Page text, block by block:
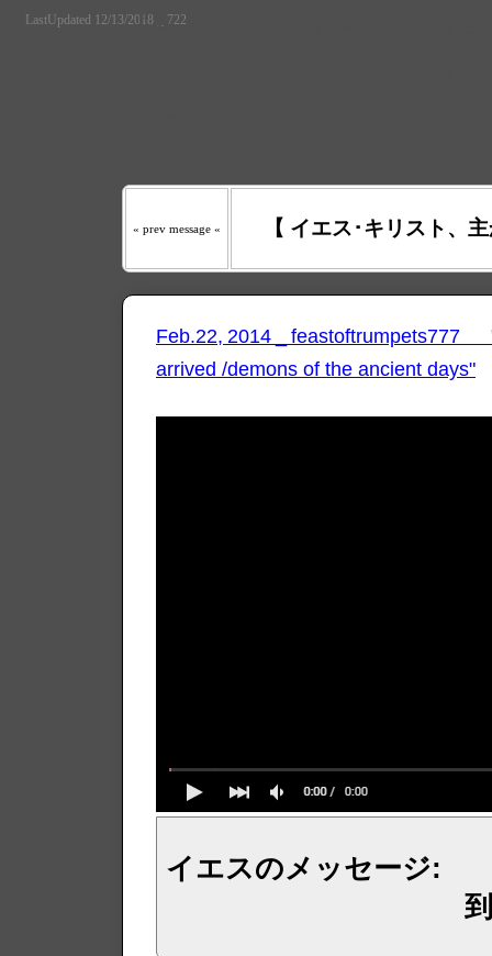
LastUpdated 12/13/2018 _ 722『わたしの羊は わたしの
« prev message « 【 イエス･キリスト、
Feb.22, 2014 _ feastoftrumpets777
arrived /demons of the ancient days"
イエスのメッセージ: